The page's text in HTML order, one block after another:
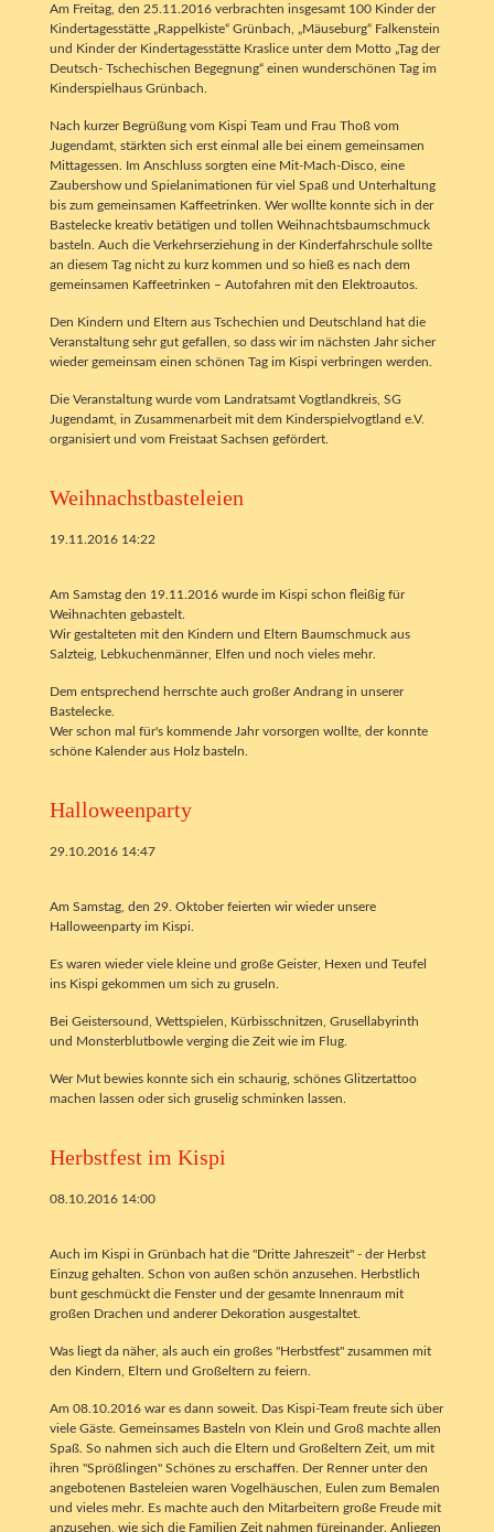
Am Freitag, den 25.11.2016 verbrachten insgesamt 100 Kinder der
Kindertagesstätte „Rappelkiste“ Grünbach, „Mäuseburg“ Falkenstein
und Kinder der Kindertagesstätte Kraslice unter dem Motto „Tag der
Deutsch- Tschechischen Begegnung“ einen wunderschönen Tag im
Kinderspielhaus Grünbach.
Nach kurzer Begrüßung vom Kispi Team und Frau Thoß vom
Jugendamt, stärkten sich erst einmal alle bei einem gemeinsamen
Mittagessen. Im Anschluss sorgten eine Mit-Mach-Disco, eine
Zaubershow und Spielanimationen für viel Spaß und Unterhaltung
bis zum gemeinsamen Kaffeetrinken. Wer wollte konnte sich in der
Bastelecke kreativ betätigen und tollen Weihnachtsbaumschmuck
basteln. Auch die Verkehrserziehung in der Kinderfahrschule sollte
an diesem Tag nicht zu kurz kommen und so hieß es nach dem
gemeinsamen Kaffeetrinken – Autofahren mit den Elektroautos.
Den Kindern und Eltern aus Tschechien und Deutschland hat die
Veranstaltung sehr gut gefallen, so dass wir im nächsten Jahr sicher
wieder gemeinsam einen schönen Tag im Kispi verbringen werden.
Die Veranstaltung wurde vom Landratsamt Vogtlandkreis, SG
Jugendamt, in Zusammenarbeit mit dem Kinderspielvogtland e.V.
organisiert und vom Freistaat Sachsen gefördert.
Weihnachstbasteleien
19.11.2016 14:22
Am Samstag den 19.11.2016 wurde im Kispi schon fleißig für
Weihnachten gebastelt.
Wir gestalteten mit den Kindern und Eltern Baumschmuck aus
Salzteig, Lebkuchenmänner, Elfen und noch vieles mehr.
Dem entsprechend herrschte auch großer Andrang in unserer
Bastelecke.
Wer schon mal für's kommende Jahr vorsorgen wollte, der konnte
schöne Kalender aus Holz basteln.
Halloweenparty
29.10.2016 14:47
Am Samstag, den 29. Oktober feierten wir wieder unsere
Halloweenparty im Kispi.
Es waren wieder viele kleine und große Geister, Hexen und Teufel
ins Kispi gekommen um sich zu gruseln.
Bei Geistersound, Wettspielen, Kürbisschnitzen, Grusellabyrinth
und Monsterblutbowle verging die Zeit wie im Flug.
Wer Mut bewies konnte sich ein schaurig, schönes Glitzertattoo
machen lassen oder sich gruselig schminken lassen.
Herbstfest im Kispi
08.10.2016 14:00
Auch im Kispi in Grünbach hat die "Dritte Jahreszeit" - der Herbst
Einzug gehalten. Schon von außen schön anzusehen. Herbstlich
bunt geschmückt die Fenster und der gesamte Innenraum mit
großen Drachen und anderer Dekoration ausgestaltet.
Was liegt da näher, als auch ein großes "Herbstfest" zusammen mit
den Kindern, Eltern und Großeltern zu feiern.
Am 08.10.2016 war es dann soweit. Das Kispi-Team freute sich über
viele Gäste. Gemeinsames Basteln von Klein und Groß machte allen
Spaß. So nahmen sich auch die Eltern und Großeltern Zeit, um mit
ihren "Sprößlingen" Schönes zu erschaffen. Der Renner unter den
angebotenen Basteleien waren Vogelhäuschen, Eulen zum Bemalen
und vieles mehr. Es machte auch den Mitarbeitern große Freude mit
anzusehen, wie sich die Familien Zeit nahmen füreinander. Anliegen